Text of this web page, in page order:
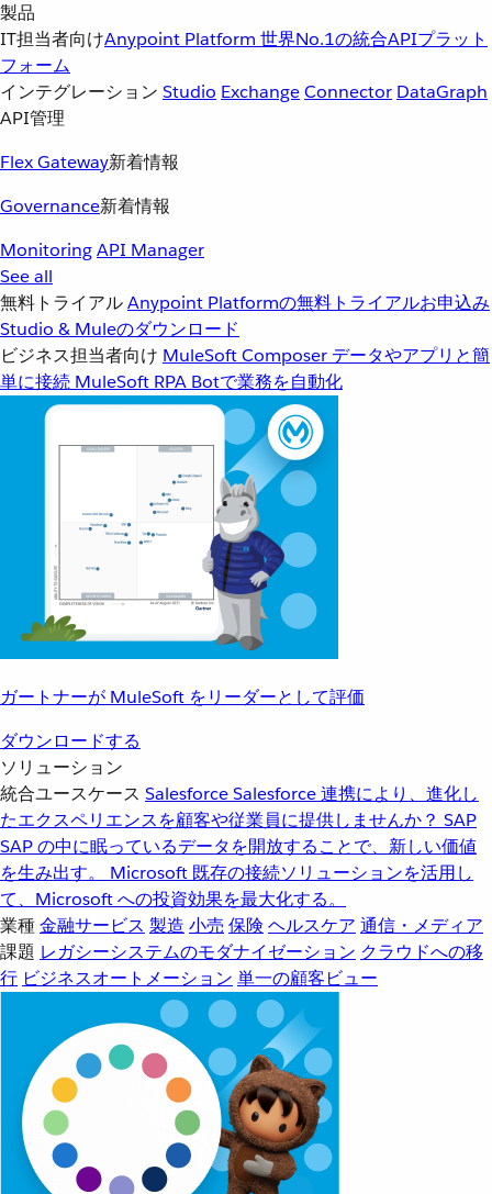
製品
IT担当者向けAnypoint Platform 世界No.1の統合APIプラット
フォーム
インテグレーション Studio ExchangeConnector DataGraph
API管理
Flex Gateway新着情報
Governance新着情報
MonitoringAPI Manager
See all
無料トライアルAnypoint Platformの無料トライアルお申込み
Studio & Muleのダウンロード
ビジネス担当者向け MuleSoft Composer データやアプリと簡
単に接続 MuleSoft RPA Botで業務を自動化
ガートナーが MuleSoft をリーダーとして評価
ダウンロードする
ソリューション
統合ユースケース SalesforceSalesforce 連携により、進化し
たエクスペリエンスを顧客や従業員に提供しませんか？ SAP
SAP の中に眠っているデータを開放することで、新しい価値
を生み出す。
Microsoft 既存の接続ソリューションを活用し
て、Microsoft への投資効果を最大化する。
業種金融サービス 製造 小売 保険 ヘルスケア 通信・メディア
課題 レガシーシステムのモダナイゼーション クラウドへの移
行 ビジネスオートメーション 単一の顧客ビュー